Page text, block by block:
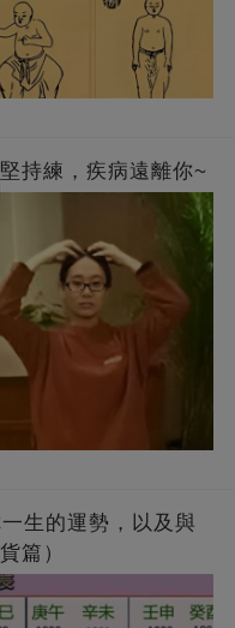
持練，疾病遠離你~
生的運勢，以及與
篇）